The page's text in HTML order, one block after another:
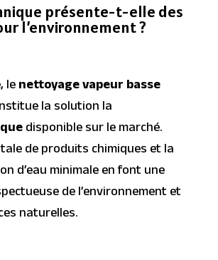
présente-t-elle des
l’environnement ?
lenettoyage vapeur basse
la solution la
disponible sur le marché.
de produits chimiques et la
d’eau minimale en font une
de l’environnement et
naturelles.